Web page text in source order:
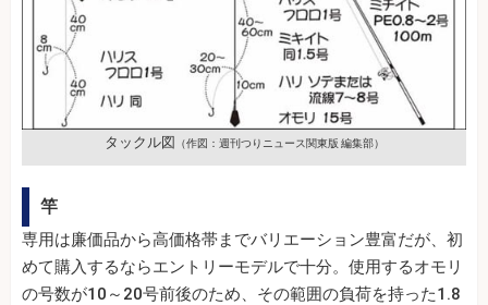
タックル図 （作図：週刊つりニュース関東版 編集部）
竿
専用は廉価品から高価格帯までバリエーション豊富だが、初
めて購入するならエントリーモデルで十分。使用するオモリ
の号数が10～20号前後のため、その範囲の負荷を持った1.8